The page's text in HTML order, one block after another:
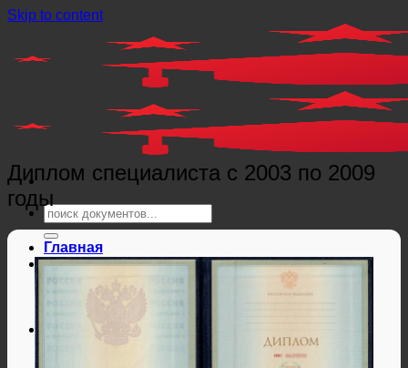
Skip to content
Главная
Справки
Мед справки
Справки из гос. органов
Справки ЗАГС
Дипломы и аттестаты
Дипломы РФ
Диплом специалиста с 2003 по 2009
годы